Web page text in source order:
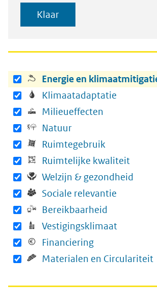
h
n
g
s
v
Klaar
Energie en
Klimaatadaptatie
Milieueffecten
Natuur
Ruimtegebruik
Ruimtelijke kwaliteit
Welzijn & gezondheid
Sociale relevantie
Bereikbaarheid
Vestigingsklimaat
Financiering
Materialen en Circulariteit